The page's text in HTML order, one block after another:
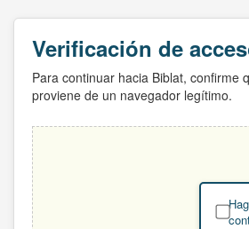
Verificación de
Para continuar hacia Biblat, confirme
proviene de un navegador legítimo.